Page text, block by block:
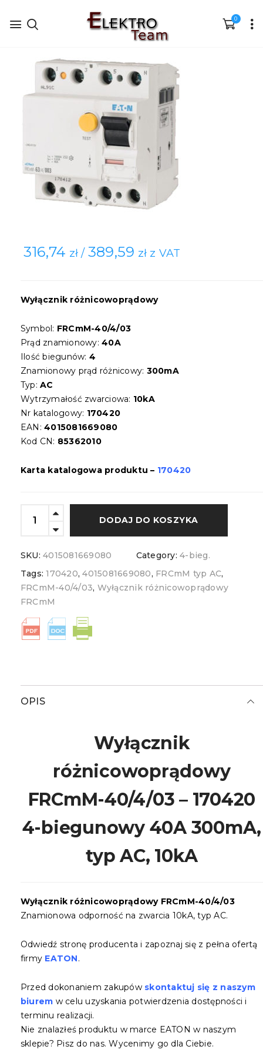
0
316,74 zł / 389,59 zł z VAT
Wyłącznik różnicowoprądowy
Symbol: FRCmM-40/4/03
Prąd znamionowy:40A
Ilość biegunów: 4
Znamionowy prąd różnicowy: 300mA
Typ:AC
Wytrzymałość zwarciowa: 10kA
Nr katalogowy: 170420
EAN:4015081669080
Kod CN: 85362010
Karta katalogowa produktu – 170420
DODAJ DO KOSZYKA
SKU:4015081669080 Category:4-bieg.
Tags:170420,4015081669080, FRCmM typ AC,
FRCmM-40/4/03, Wyłącznik różnicowoprądowy
FRCmM
OPIS
Wyłącznik
różnicowoprądowy
FRCmM-40/4/03 – 170420
4-biegunowy 40A 300mA,
typ AC, 10kA
Wyłącznik różnicowoprądowy FRCmM-40/4/03
Znamionowa odporność na zwarcia 10kA, typ AC.
Odwiedź stronę producenta i zapoznaj się z pełna ofertą
firmy EATON.
Przed dokonaniem zakupów skontaktuj się z naszym
biurem w celu uzyskania potwierdzenia dostępności i
terminu realizacji.
Nie znalazłeś produktu w marce EATON w naszym
sklepie? Pisz do nas. Wycenimy go dla Ciebie.